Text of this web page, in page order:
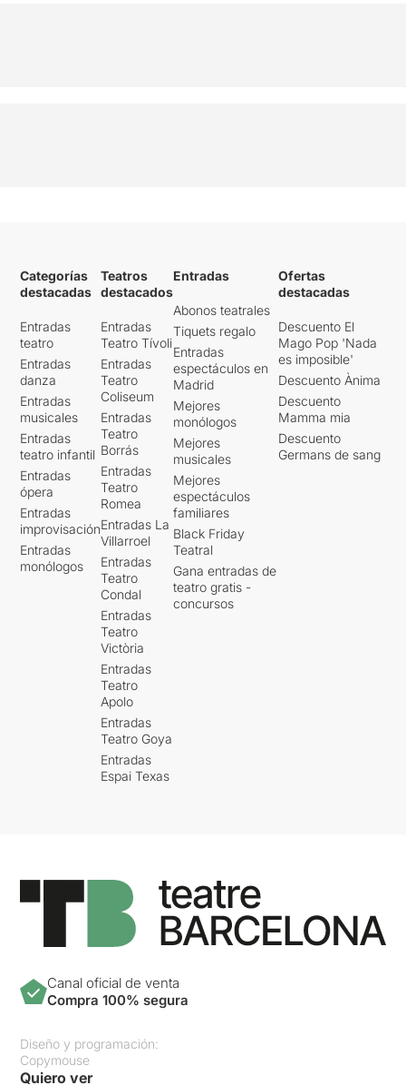
Categorías
destacadas
Entradas
teatro
Entradas
danza
Entradas
musicales
Entradas
teatro infantil
Entradas
ópera
Entradas
improvisación
Entradas
monólogos
Teatros
destacados
Entradas
Teatro Tívoli
Entradas
Teatro
Coliseum
Entradas
Teatro
Borrás
Entradas
Teatro
Romea
Entradas La
Villarroel
Entradas
Teatro
Condal
Entradas
Teatro
Victòria
Entradas
Teatro
Apolo
Entradas
Teatro Goya
Entradas
Espai Texas
Entradas
Abonos teatrales
Tiquets regalo
Entradas
espectáculos en
Madrid
Mejores
monólogos
Mejores
musicales
Mejores
espectáculos
familiares
Black Friday
Teatral
Gana entradas de
teatro gratis -
concursos
Ofertas
destacadas
Descuento El
Mago Pop 'Nada
es imposible'
Descuento Ànima
Descuento
Mamma mia
Descuento
Germans de sang
Canal oficial de venta
Compra 100% segura
Diseño y programación:
Copymouse
Quiero ver